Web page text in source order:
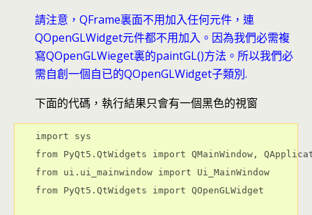
請注意，QFrame裏面不用加入任何元件，連
QOpenGLWidget元件都不用加入。因為我們必需複
寫QOpenGLWieget裏的paintGL()方法。所以我們必
需自創一個自已的QOpenGLWidget子類別.
下面的代碼，執行結果只會有一個黑色的視窗
import sys
from PyQt5.QtWidgets import QMainWindow,
from ui.ui_mainwindow import Ui_MainWindow
from PyQt5.QtWidgets import QOpenGLWidget